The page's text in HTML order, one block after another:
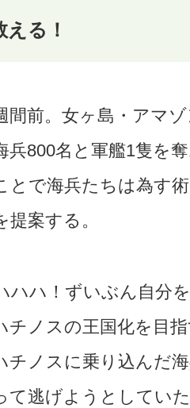
る！
間前。女ヶ島・アマ
兵800名と軍艦1隻を
とで海兵たちは為す
案する。
ハハ！ずいぶん自分
チノスの王国化を目
チノスに乗り込んだ
逃げようとしていた